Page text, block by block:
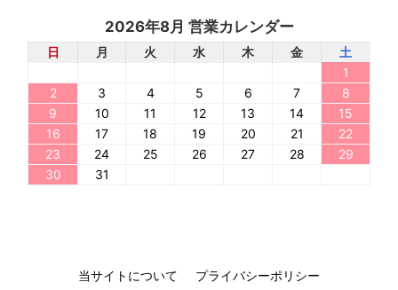
2026年8月 営業カレンダー
日 月 火 水 木 金
土
1
2
3 4 5 6 7
8
9
10 11 12 13 14
15
16
17 18 19 20 21
22
23
24 25 26 27 28
29
30
31
当サイトについて
プライバシーポリシー